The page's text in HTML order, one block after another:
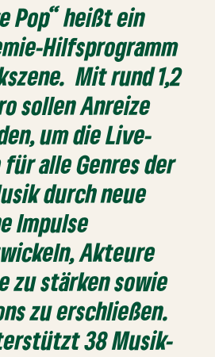
Pop“ heißt ein
Hilfsprogramm
Mit rund 1,2
sollen Anreize
um die Live-
für alle Genres der
durch neue
Impulse
Akteure
zu stärken sowie
zu erschließen.
38 Musik-